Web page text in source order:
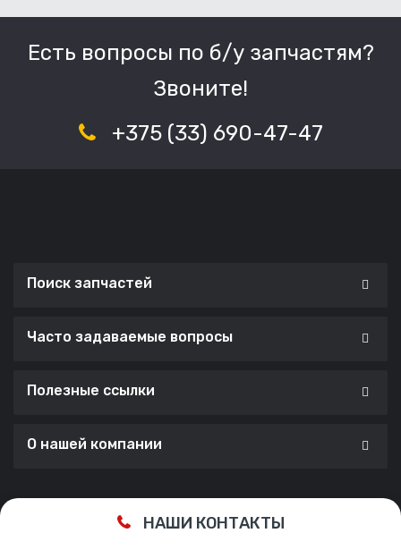
Есть вопросы по б/у запчастям?
Звоните!
+375 (33) 690-47-47
Поиск запчастей
Часто задаваемые вопросы
Полезные ссылки
О нашей компании
Сделано с ❤️ вCherry Lab Agency
НАШИ КОНТАКТЫ